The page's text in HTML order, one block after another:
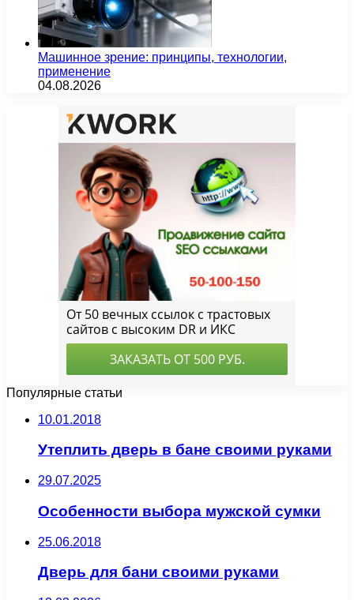
Машинное зрение: принципы, технологии,
применение
04.08.2026
Популярные статьи
10.01.2018
Утеплить дверь в бане своими руками
29.07.2025
Особенности выбора мужской сумки
25.06.2018
Дверь для бани своими руками